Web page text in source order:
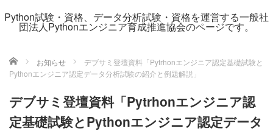
Python試験・資格、データ分析試験・資格を運営する一般社
団法人Pythonエンジニア育成推進協会のページです。
ホーム お知らせ
デブサミ登壇資料「Pytrhonエンジニア認定基礎試験と
Pythonエンジニア認定データ分析試験の紹介と例題解説」
デブサミ登壇資料「Pytrhonエンジニア認
定基礎試験とPythonエンジニア認定データ